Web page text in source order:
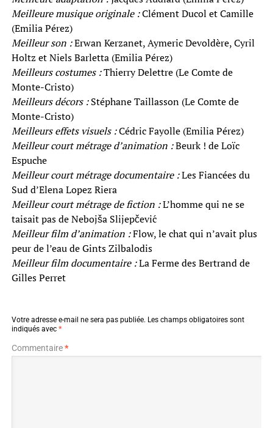
Meilleure musique originale :Clément Ducol et Camille
(Emilia Pérez)
Meilleur son :Erwan Kerzanet, Aymeric Devoldère, Cyril
Holtz et Niels Barletta (Emilia Pérez)
Meilleurs costumes :Thierry Delettre (Le Comte de
Monte-Cristo)
Meilleurs décors :Stéphane Taillasson (Le Comte de
Monte-Cristo)
Meilleurs effets visuels :Cédric Fayolle (Emilia Pérez)
Meilleur court métrage d’animation :Beurk ! de Loïc
Espuche
Meilleur court métrage documentaire :Les Fiancées du
Sud d’Elena Lopez Riera
Meilleur court métrage de fiction :L’homme qui ne se
taisait pas de Nebojša Slijepčević
Meilleur film d’animation :Flow, le chat qui n’avait plus
peur de l’eau de Gints Zilbalodis
Meilleur film documentaire :La Ferme des Bertrand de
Gilles Perret
Votre adresse e-mail ne sera pas publiée. Les champs obligatoires sont
indiqués avec *
Commentaire*